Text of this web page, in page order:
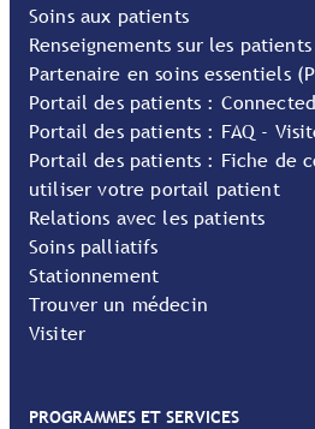
Soins aux patients
Renseignements sur les
Partenaire en soins essentiels
Portail des patients :
Portail des patients : FAQ -
Portail des patients : Fiche de
utiliser votre portail patient
Relations avec les patients
Soins palliatifs
Stationnement
Trouver un médecin
Visiter
PROGRAMMES ET SERVICES